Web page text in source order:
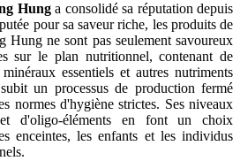
Hunga consolidé sa réputation depuis
pour sa saveur riche, les produits de
Hung ne sont pas seulement savoureux
sur le plan nutritionnel, contenant de
essentiels et autres nutriments
un processus de production fermé
normes d'hygiène strictes. Ses niveaux
d'oligo-éléments en font un choix
enceintes, les enfants et les individus